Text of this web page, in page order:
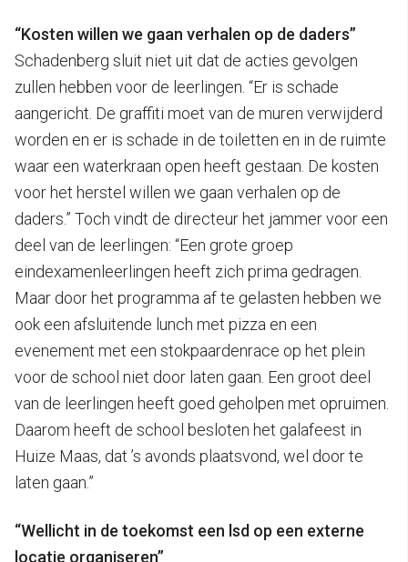
“Kosten willen we gaan verhalen op de daders”
Schadenberg sluit niet uit dat de acties gevolgen
zullen hebben voor de leerlingen. “Er is schade
aangericht. De graffiti moet van de muren verwijderd
worden en er is schade in de toiletten en in de ruimte
waar een waterkraan open heeft gestaan. De kosten
voor het herstel willen we gaan verhalen op de
daders.” Toch vindt de directeur het jammer voor een
deel van de leerlingen: “Een grote groep
eindexamenleerlingen heeft zich prima gedragen.
Maar door het programma af te gelasten hebben we
ook een afsluitende lunch met pizza en een
evenement met een stokpaardenrace op het plein
voor de school niet door laten gaan. Een groot deel
van de leerlingen heeft goed geholpen met opruimen.
Daarom heeft de school besloten het galafeest in
Huize Maas, dat ’s avonds plaatsvond, wel door te
laten gaan.”
“Wellicht in de toekomst een lsd op een externe
locatie organiseren”